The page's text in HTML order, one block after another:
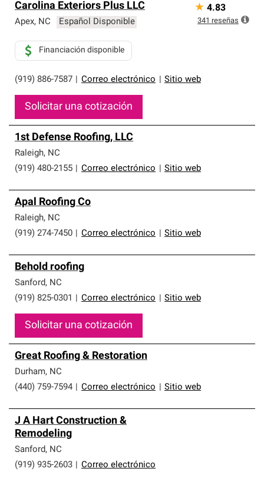
Carolina Exteriors Plus LLC
Apex, NC Español Disponible
(919) 886-7587 Correo electrónico Sitio web
Financiación disponible
Solicitar una cotización
★ 4.83
341 reseñas
1st Defense Roofing, LLC
Raleigh, NC
(919) 480-2155
Correo electrónico Sitio web
Apal Roofing Co
Raleigh, NC
(919) 274-7450
Correo electrónico Sitio web
Behold roofing
Sanford, NC
(919) 825-0301
Correo electrónico Sitio web
Solicitar una cotización
Great Roofing & Restoration
Durham, NC
(440) 759-7594
Correo electrónico Sitio web
J A Hart Construction &
Remodeling
Sanford, NC
(919) 935-2603
Correo electrónico